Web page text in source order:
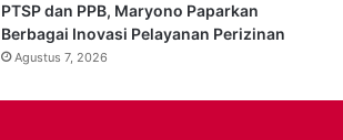
PTSP dan PPB, Maryono Paparkan
Berbagai Inovasi Pelayanan Perizinan
Agustus 7, 2026